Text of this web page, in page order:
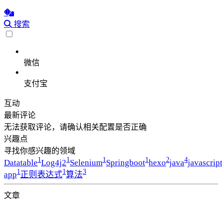
搜索
微信
支付宝
互动
最新评论
无法获取评论，请确认相关配置是否正确
兴趣点
寻找你感兴趣的领域
Datatable1Log4j21Selenium1Springboot1hexo2java4javascript
app1正则表达式1算法3
文章